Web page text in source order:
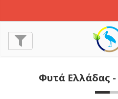
Φυτά Ελλάδας